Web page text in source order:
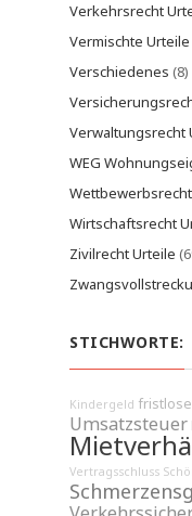
Verkehrsrecht
Vermischte Urteile
Verschiedenes (8)
Verwaltungsrecht
WEG
Wirtschaftsrecht
Zivilrecht Urteile
STICHWORTE:
Kindergeld
Umsatzsteuer
Vertragsschluss